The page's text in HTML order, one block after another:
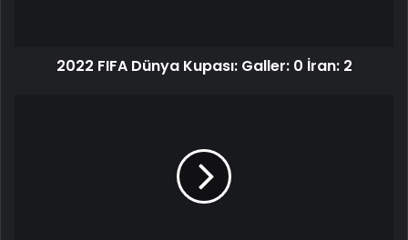
2022 FIFA Dünya Kupası: Galler: 0 İran: 2